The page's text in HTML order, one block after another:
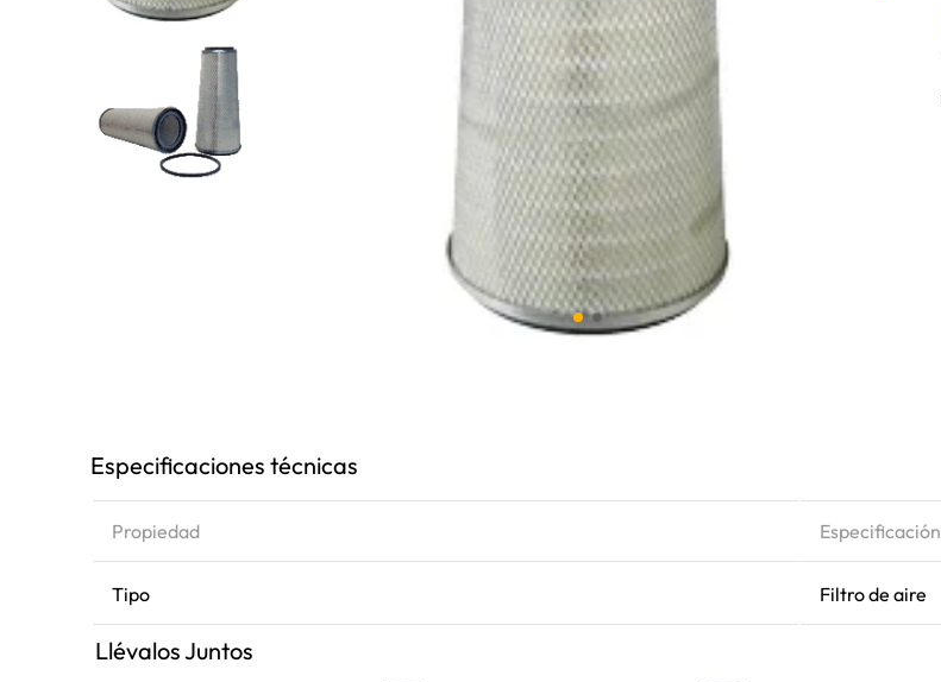
Especificaciones técnicas
Propiedad Especificación
Tipo Filtro de aire
Llévalos Juntos